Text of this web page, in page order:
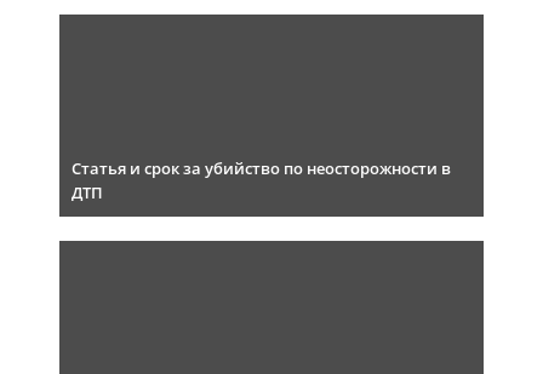
Статья и срок за убийство по неосторожности в
ДТП